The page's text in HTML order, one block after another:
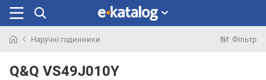
раніше
Наручні годинники Фільтр
Q&Q VS49J010Y